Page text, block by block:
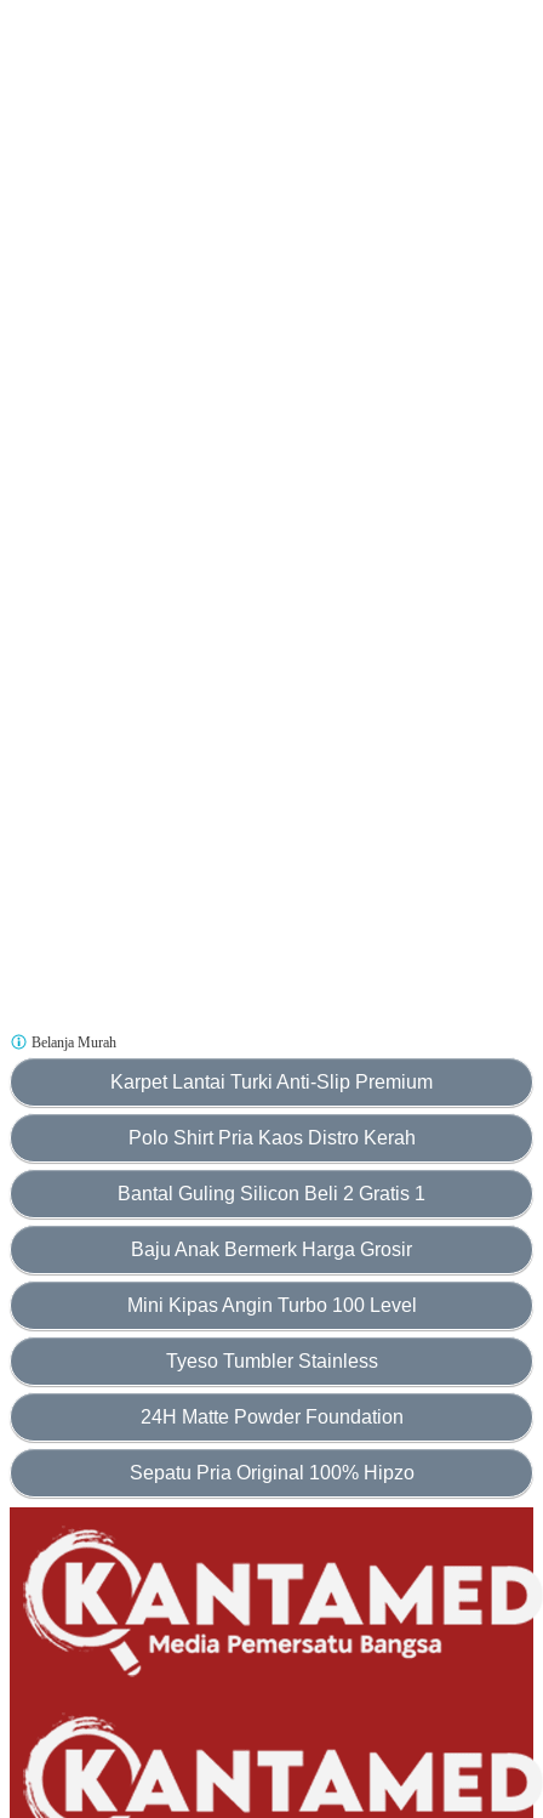
Karpet Lantai Turki Anti-Slip Premium
Polo Shirt Pria Kaos Distro Kerah
Bantal Guling Silicon Beli 2 Gratis 1
Baju Anak Bermerk Harga Grosir
Mini Kipas Angin Turbo 100 Level
Tyeso Tumbler Stainless
24H Matte Powder Foundation
Sepatu Pria Original 100% Hipzo
Belanja Murah